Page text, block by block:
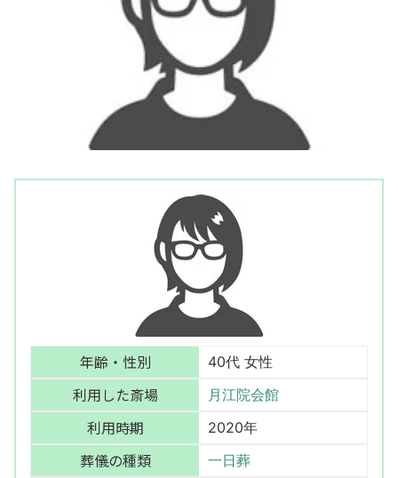
年齢・性別 40代 女性
利用した斎場 月江院会館
利用時期 2020年
葬儀の種類 一日葬